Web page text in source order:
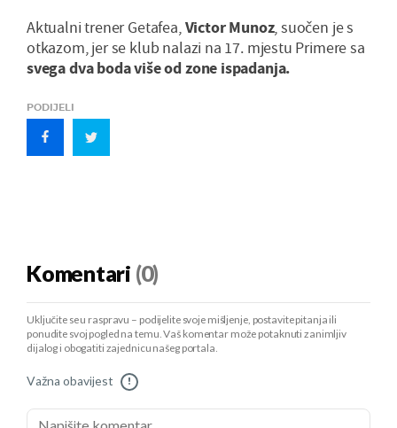
Aktualni trener Getafea,Victor Munoz, suočen je s
otkazom, jer se klub nalazi na 17. mjestu Primere sa
svega dva boda više od zone ispadanja.
PODIJELI
Komentari (0)
Uključite se u raspravu – podijelite svoje mišljenje, postavite pitanja ili
ponudite svoj pogled na temu. Vaš komentar može potaknuti zanimljiv
dijalog i obogatiti zajednicu našeg portala.
Važna obavijest !